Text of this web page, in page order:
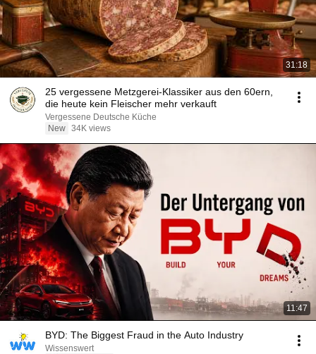
31:18
25 vergessene Metzgerei-Klassiker aus den 60ern,
die heute kein Fleischer mehr verkauft
Vergessene Deutsche Küche
New 34K views
11:47
BYD: The Biggest Fraud in the Auto Industry
Wissenswert